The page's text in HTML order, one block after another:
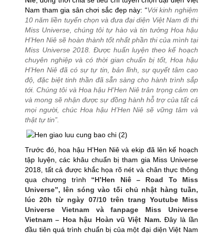
Nam tham gia sân chơi sắc đẹp này: “Với kinh nghiệm
10 năm liền tuyển chọn và đưa đại diện Việt Nam đi thi
Miss Universe, chúng tôi tự hào và tin tưởng Hoa hậu
H’Hen Niê sẽ hoàn thành tốt nhất phần thi của mình tại
Miss Universe 2018. Được huấn luyện theo kế hoạch
chuyên nghiệp và có thời gian chuẩn bị tốt, Hoa hậu
H’Hen Niê đã có sự tự tin, bản lĩnh, sự quyết tâm cao
độ, đặc biệt tinh thần đã sẵn sàng cho hành trình sắp
tới. Chúng tôi và Hoa hậu H’Hen Niê trân trọng cảm ơn
và mong sẽ nhận được sự đồng hành hỗ trợ của tất cả
mọi người, chúc Hoa hậu H’Hen Niê sẽ vững tâm và
thật tự tin”
Trước đó, hoa hậu H’Hen Niê và ekip đã lên kế hoạch
tập luyện, các khâu chuẩn bị tham gia Miss Universe
2018, tất cả được khắc họa rõ nét và chân thực thông
qua chương trình “H’Hen Niê – Road To Miss
Universe”, lên sóng vào tối chủ nhật hàng tuần,
lúc 20h từ ngày 07/10 trên trang Youtube Miss
Universe Vietnam và fanpage Miss Universe
Vietnam – Hoa hậu Hoàn vũ Việt Nam. Đây là lần
đầu tiên quá trình chuẩn bị của một đại diện Việt Nam